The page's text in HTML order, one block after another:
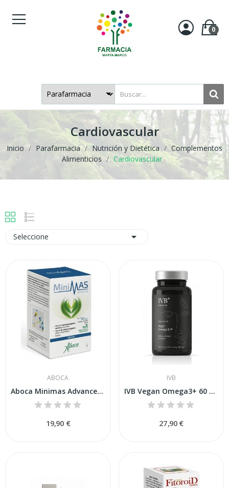
0
Cardiovascular
Inicio Parafarmacia Nutrición y Dietética
Complementos
Alimenticios
Cardiovascular
Seleccione 
ABOCA
Aboca Minimas Advanced 60 Cápsulas
19,90 €
IVB
IVB Vegan Omega3+ 60 Cäpsulas
27,90 €